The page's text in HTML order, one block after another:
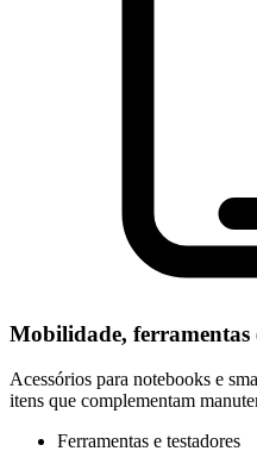
Mobilidade, ferramentas
Acessórios para notebooks e
itens que complementam
Ferramentas e testadores